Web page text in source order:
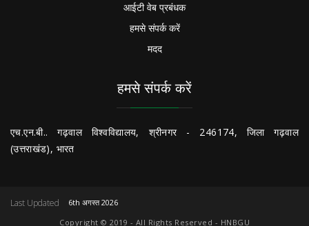
आईटी वेब प्रबंधक
हमसे संपर्क करें
मदद
हमसे संपर्क करें
एच.एन.बी.. गढ़वाल विश्वविद्यालय, श्रीनगर - 246174, जिला गढ़वाल
(उत्तराखंड), भारत
Last Updated
6th अगस्त 2026
Copyright © 2019 - All Rights Reserved - HNBGU